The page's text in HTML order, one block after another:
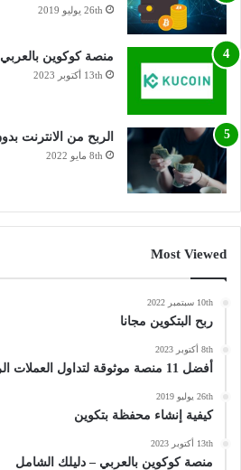
26th يوليو 2019
منصة كوكوين
13th أكتوبر 2023
الربح من الانترنت
8th مايو 2022
Most Viewed
10th سبتمبر 2022
ربح البتكوين مجانا
8th أكتوبر 2023
أفضل 11 منصة موثوقة لتداول العملات الرقمية
26th يوليو 2019
كيفية إنشاء محفظة بتكوين
13th أكتوبر 2023
منصة كوكوين بالعربي – دليلك الشامل